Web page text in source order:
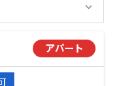
アパート